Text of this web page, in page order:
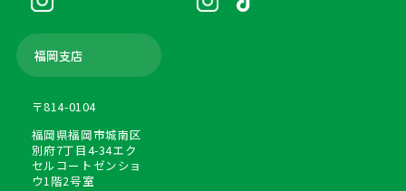
福岡支店
〒814-0104
福岡県福岡市城南区
別府7丁目4-34エク
セルコートゼンショ
ウ1階2号室